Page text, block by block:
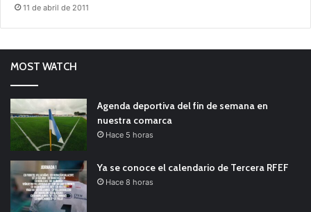
11 de abril de 2011
MOST WATCH
Agenda deportiva del fin de semana en
nuestra comarca
Hace 5 horas
Ya se conoce el calendario de Tercera RFEF
Hace 8 horas